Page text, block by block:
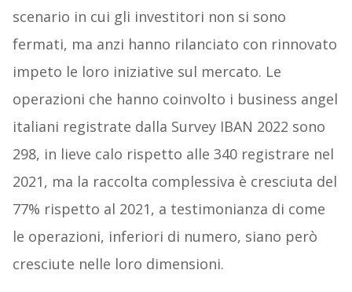
scenario in cui gli investitori non si sono
fermati, ma anzi hanno rilanciato con rinnovato
impeto le loro iniziative sul mercato. Le
operazioni che hanno coinvolto i business angel
italiani registrate dalla Survey IBAN 2022 sono
298, in lieve calo rispetto alle 340 registrare nel
2021, ma la raccolta complessiva è cresciuta del
77% rispetto al 2021, a testimonianza di come
le operazioni, inferiori di numero, siano però
cresciute nelle loro dimensioni.